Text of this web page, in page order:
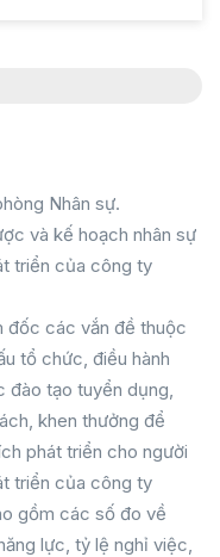
Nhân sự.
và kế hoạch nhân sự
triển của công ty
đốc các vắn đề thuộc
tổ chức, điều hành
đào tạo tuyển dụng,
khen thưởng để
phát triển cho người
triển của công ty
gồm các số đo về
lực, tỷ lệ nghỉ việc,